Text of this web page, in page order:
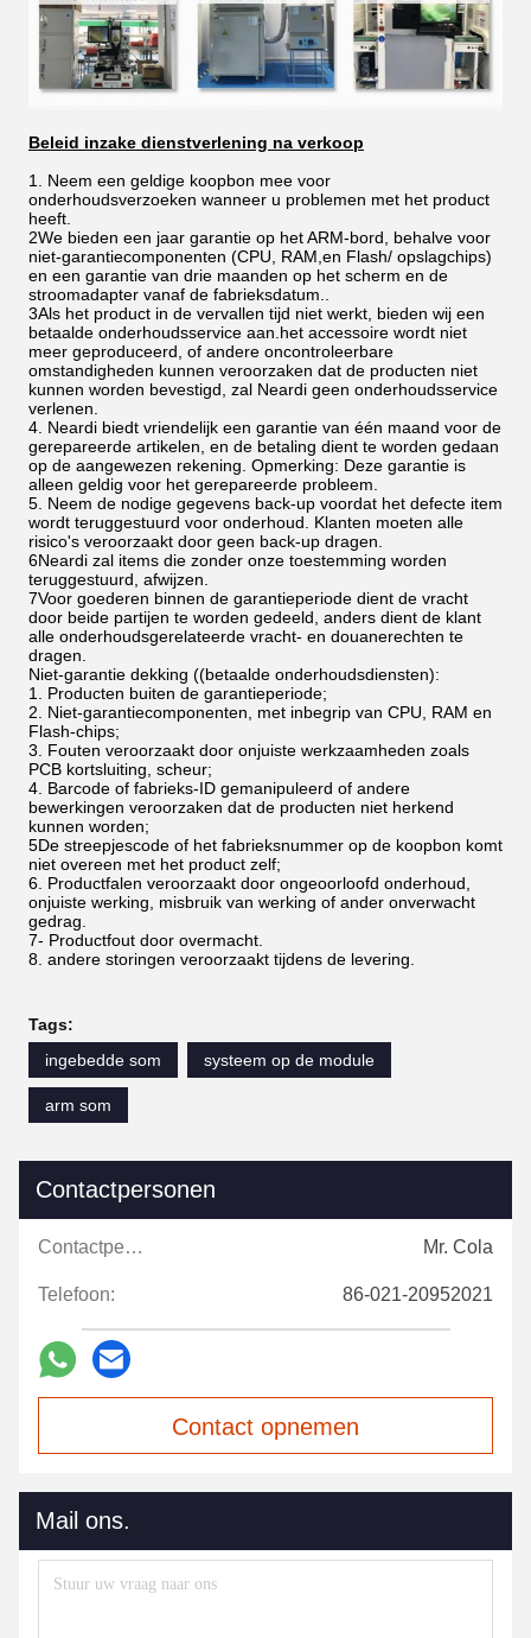
Beleid inzake dienstverlening na verkoop
1. Neem een geldige koopbon mee voor
onderhoudsverzoeken wanneer u problemen met het product
heeft.
2We bieden een jaar garantie op het ARM-bord, behalve voor
niet-garantiecomponenten (CPU, RAM,en Flash/ opslagchips)
en een garantie van drie maanden op het scherm en de
stroomadapter vanaf de fabrieksdatum..
3Als het product in de vervallen tijd niet werkt, bieden wij een
betaalde onderhoudsservice aan.het accessoire wordt niet
meer geproduceerd, of andere oncontroleerbare
omstandigheden kunnen veroorzaken dat de producten niet
kunnen worden bevestigd, zal Neardi geen onderhoudsservice
verlenen.
4. Neardi biedt vriendelijk een garantie van één maand voor de
gerepareerde artikelen, en de betaling dient te worden gedaan
op de aangewezen rekening. Opmerking: Deze garantie is
alleen geldig voor het gerepareerde probleem.
5. Neem de nodige gegevens back-up voordat het defecte item
wordt teruggestuurd voor onderhoud. Klanten moeten alle
risico's veroorzaakt door geen back-up dragen.
6Neardi zal items die zonder onze toestemming worden
teruggestuurd, afwijzen.
7Voor goederen binnen de garantieperiode dient de vracht
door beide partijen te worden gedeeld, anders dient de klant
alle onderhoudsgerelateerde vracht- en douanerechten te
dragen.
Niet-garantie dekking ((betaalde onderhoudsdiensten):
1. Producten buiten de garantieperiode;
2. Niet-garantiecomponenten, met inbegrip van CPU, RAM en
Flash-chips;
3. Fouten veroorzaakt door onjuiste werkzaamheden zoals
PCB kortsluiting, scheur;
4. Barcode of fabrieks-ID gemanipuleerd of andere
bewerkingen veroorzaken dat de producten niet herkend
kunnen worden;
5De streepjescode of het fabrieksnummer op de koopbon komt
niet overeen met het product zelf;
6. Productfalen veroorzaakt door ongeoorloofd onderhoud,
onjuiste werking, misbruik van werking of ander onverwacht
gedrag.
7- Productfout door overmacht.
8. andere storingen veroorzaakt tijdens de levering.
Tags:
ingebedde som
systeem op de module
arm som
Contactpersonen
Contactpersonen: Mr. Cola
Telefoon: 86-021-20952021
Contact opnemen
Mail ons.